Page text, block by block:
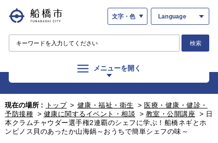
文字・色 Language
検索
メニューを開く
現在の場所 : トップ > 健康・福祉・衛生 > 医療・健康・健診・
予防接種 > 健康に関するイベント・相談 > 教室・公開講座 > 日
本クラムチャウダー選手権2連覇のシェフに学ぶ！船橋ネギとホ
ンビノス貝のあったか山海鍋～おうちで簡単シェフの味～